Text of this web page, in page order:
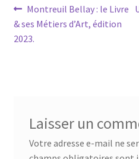
Navigation
de
Article
précédent :
Montreuil Bellay : le Livre
& ses Métiers d’Art, édition
2023.
Laisser un
Votre adresse e-mail ne